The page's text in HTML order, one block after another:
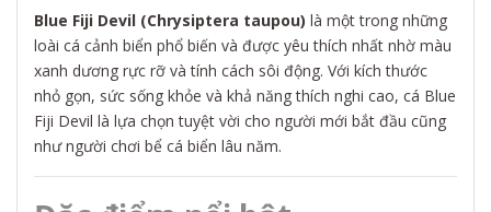
Blue Fiji Devil (Chrysiptera taupou) là một trong những
loài cá cảnh biển phổ biến và được yêu thích nhất nhờ màu
xanh dương rực rỡ và tính cách sôi động. Với kích thước
nhỏ gọn, sức sống khỏe và khả năng thích nghi cao, cá Blue
Fiji Devil là lựa chọn tuyệt vời cho người mới bắt đầu cũng
như người chơi bể cá biển lâu năm.